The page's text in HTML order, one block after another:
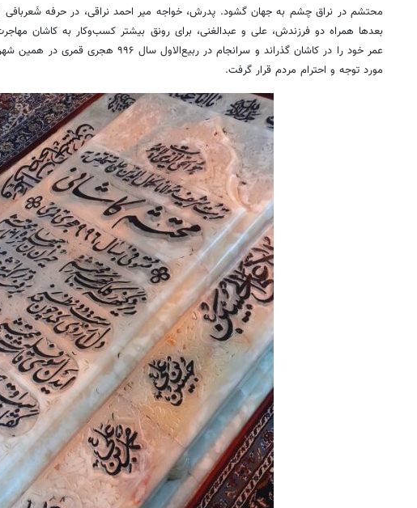
محتشم در نراق چشم به جهان گشود. پدرش، خواجه میر احمد نراقی، در حرفه شَعربافی
بعدها همراه دو فرزندش، علی و عبدالغنی، برای رونق بیشتر کسب‌وکار به کاشان
عمر خود را در کاشان گذراند و سرانجام در ربیع‌الاول
مورد توجه و احترام مردم قرار گرفت.